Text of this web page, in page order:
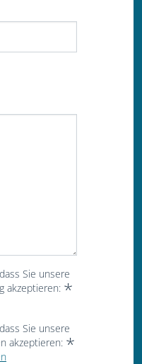
Sie unsere
akzeptieren:
Sie unsere
akzeptieren: